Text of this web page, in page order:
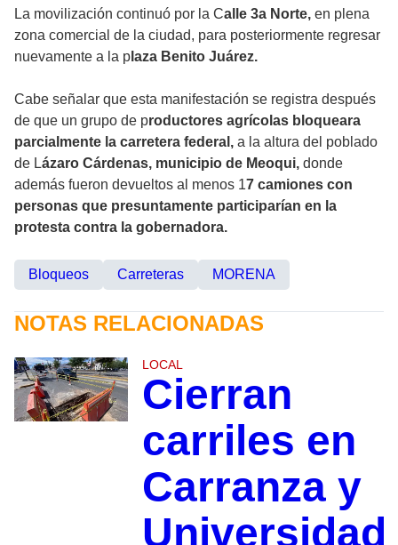
La movilización continuó por la Calle 3a Norte, en plena
zona comercial de la ciudad, para posteriormente regresar
nuevamente a la p laza Benito Juárez.
Cabe señalar que esta manifestación se registra después
de que un grupo de productores agrícolas bloqueara
parcialmente la carretera federal, a la altura del poblado
de Lázaro Cárdenas, municipio de Meoqui, donde
además fueron devueltos al menos 17 camiones con
personas que presuntamente participarían en la
protesta contra la gobernadora.
Bloqueos Carreteras MORENA
NOTAS RELACIONADAS
LOCAL
Cierran
carriles en
Carranza y
Universidad